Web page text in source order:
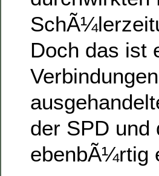
Doch das ist
der SPD und
ebenbÃ¼rtig